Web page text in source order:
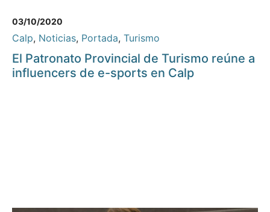
03/10/2020
Calp, Noticias, Portada, Turismo
El Patronato Provincial de Turismo reúne a
influencers de e-sports en Calp